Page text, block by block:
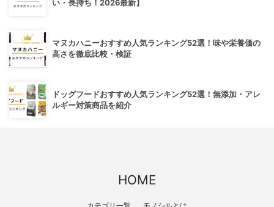
い・長持ち！2026最新】
マヌカハニーおすすめ人気ランキング52選！味や栄養価の
高さを徹底比較・検証
ドッグフードおすすめ人気ランキング52選！無添加・アレ
ルギー対策商品を紹介
HOME